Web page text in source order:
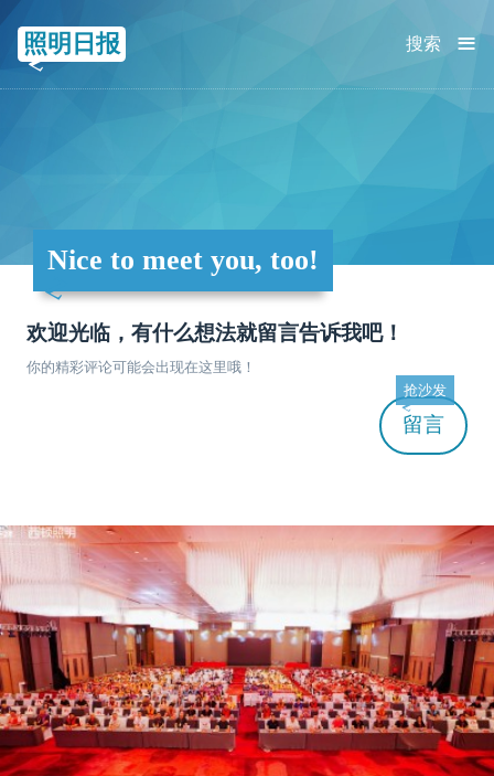
照明日报 ≡
搜索
Nice to meet you, too!
欢迎光临，有什么想法就留言告诉我吧！
你的精彩评论可能会出现在这里哦！
留言
抢沙发